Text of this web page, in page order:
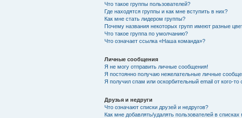
Что такое группы пользователей?
Где находятся группы и как мне вступить в них?
Как мне стать лидером группы?
Почему названия некоторых групп имеют разные
Что такое группа по умолчанию?
Что означает ссылка «Наша команда»?
Личные сообщения
Я не могу отправить личные сообщения!
Я постоянно получаю нежелательные личные
Я получил спам или оскорбительный email от кого-то
Друзья и недруги
Что означают списки друзей и недругов?
Как мне добавлять/удалять пользователей в